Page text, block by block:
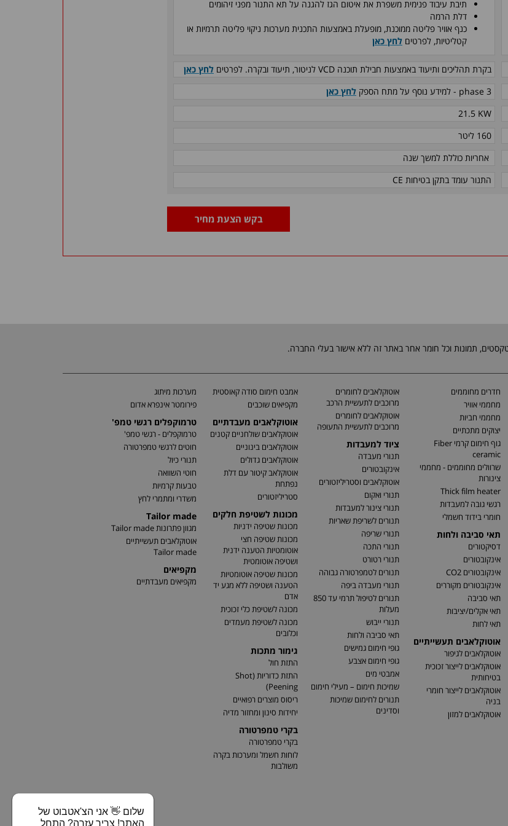
תיבת עיבוד פנימית משפרת את איטום הגז להגנה על תא התנור מפני זיהומים
דלת הרמה
כנף אוויר פליטה ממוכנת, מופעלת באמצעות התכנית מערכות ניקוי פליטה תרמיות או
קטליטיות, לפרטים לחץ כאן
בקרת תהליכים ותיעוד באמצעות חבילת תוכנה VCD לניטור, תיעוד ובקרה. לפרטים לחץ כאן
phase 3 - למידע נוסף על מתח הספק לחץ כאן
21.5 KW
160 ליטר
אחריות כוללת למשך שנה
התנור עומד בתקן בטיחות CE
בקש הצעת מחיר
חדרים מחוממים
מחממי אוויר
מחממי חביות
יצוקים מתכתיים
גוף חימום קרמי Fiber
ceramic
שרוולים מחוממים - מחממי
צינורות
Thick film heater
רגשי גובה למעבדות
חומרי בידוד חשמלי
תאי סביבה ולחות
דסיקטורים
אינקובטורים
אינקובטורים CO2
אינקובטורים מקוררים
תאי סביבה
תאי אקלים/יציבות
תאי לחות
אוטוקלאבים תעשייתיים
אוטוקלאבים לגיפור
אוטוקלאבים לייצור זכוכית
בטיחותית
אוטוקלאבים לייצור חומרי
בניה
אוטוקלאבים למזון
אוטוקלאבים לחומרים
מרוכבים לתעשיית הרכב
אוטוקלאבים לחומרים
מרוכבים לתעשיית התעופה
ציוד למעבדות
תנורי מעבדה
אינקובטורים
אוטוקלאבים וסטריליזטורים
תנורי ואקום
תנורי צינור למעבדות
תנורים לשריפת שאריות
תנורי שריפה
תנורי התכה
תנורי רטורט
תנורים לטמפרטורה גבוהה
תנורי מעבדה ביפה
תנורים לטיפול תרמי עד 850
מעלות
תנורי ייבוש
תאי סביבה ולחות
גופי חימום גמישים
גופי חימום אצבע
אמבטי מים
שמיכות חימום – מעילי חימום
תנורים לחימום שמיכות
וסדינים
אמבט חימום סודה קאוסטית
מקפיאים שוכבים
אוטוקלאבים מעבדתיים
אוטוקלאבים שולחניים קטנים
אוטוקלאבים בינוניים
אוטוקלאבים גדולים
אוטוקלאב קיטור עם דלת
נפתחת
סטריליזטורים
מכונות לשטיפת חלקים
מכונות שטיפה ידניות
מכונות שטיפה חצי
אוטומטיות הטענה ידנית
ושטיפה אוטומטית
מכונות שטיפה אוטומטיות
הטענה ושטיפה ללא מגע יד
אדם
מכונה לשטיפת כלי זכוכית
מכונה לשטיפת מעמדים
וכלובים
גימור מתכות
התזת חול
התזת כדוריות (Shot
Peening)
ריסוס מוצרים רפואיים
יחידות סינון ומחזור מדיה
בקרי טמפרטורה
בקרי טמפרטורה
לוחות חשמל ומערכות בקרה
משולבות
מערכות מיתוג
פירומטר אינפרא אדום
טרמוקפלים רגשי טמפ'
טרמוקפלים - רגשי טמפ'
חוטים לרגשי טמפרטורה
תנורי כיול
חוטי השוואה
טבעות קרמיות
משדרי ומתמרי לחץ
Tailor made
מגוון פתרונות Tailor made
אוטוקלאבים תעשייתיים
Tailor made
מקפיאים
מקפיאים מעבדתיים
שלום 👋 אני הצ'אטבוט של
האתר! צריך עזרה? התחל